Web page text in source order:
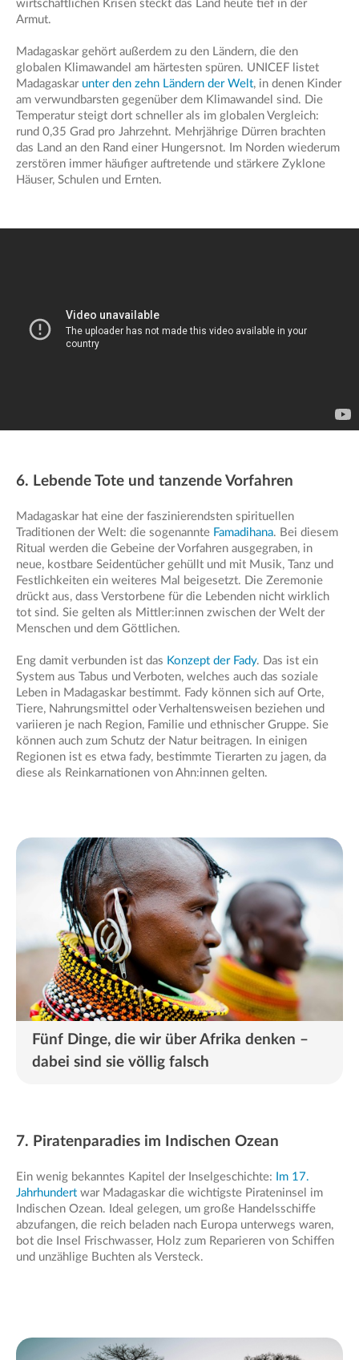
wirtschaftlichen Krisen steckt das Land heute tief in der
Armut.
Madagaskar gehört außerdem zu den Ländern, die den
globalen Klimawandel am härtesten spüren. UNICEF listet
Madagaskar unter den zehn Ländern der Welt, in denen Kinder
am verwundbarsten gegenüber dem Klimawandel sind. Die
Temperatur steigt dort schneller als im globalen Vergleich:
rund 0,35 Grad pro Jahrzehnt. Mehrjährige Dürren brachten
das Land an den Rand einer Hungersnot. Im Norden wiederum
zerstören immer häufiger auftretende und stärkere Zyklone
Häuser, Schulen und Ernten.
6. Lebende Tote und tanzende Vorfahren
Madagaskar hat eine der faszinierendsten spirituellen
Traditionen der Welt: die sogenannte Famadihana. Bei diesem
Ritual werden die Gebeine der Vorfahren ausgegraben, in
neue, kostbare Seidentücher gehüllt und mit Musik, Tanz und
Festlichkeiten ein weiteres Mal beigesetzt. Die Zeremonie
drückt aus, dass Verstorbene für die Lebenden nicht wirklich
tot sind. Sie gelten als Mittler:innen zwischen der Welt der
Menschen und dem Göttlichen.
Eng damit verbunden ist das Konzept der Fady. Das ist ein
System aus Tabus und Verboten, welches auch das soziale
Leben in Madagaskar bestimmt. Fady können sich auf Orte,
Tiere, Nahrungsmittel oder Verhaltensweisen beziehen und
variieren je nach Region, Familie und ethnischer Gruppe. Sie
können auch zum Schutz der Natur beitragen. In einigen
Regionen ist es etwa fady, bestimmte Tierarten zu jagen, da
diese als Reinkarnationen von Ahn:innen gelten.
Fünf Dinge, die wir über Afrika denken –
dabei sind sie völlig falsch
7. Piratenparadies im Indischen Ozean
Ein wenig bekanntes Kapitel der Inselgeschichte:
Im 17.
Jahrhundert war Madagaskar die wichtigste Pirateninsel im
Indischen Ozean. Ideal gelegen, um große Handelsschiffe
abzufangen, die reich beladen nach Europa unterwegs waren,
bot die Insel Frischwasser, Holz zum Reparieren von Schiffen
und unzählige Buchten als Versteck.